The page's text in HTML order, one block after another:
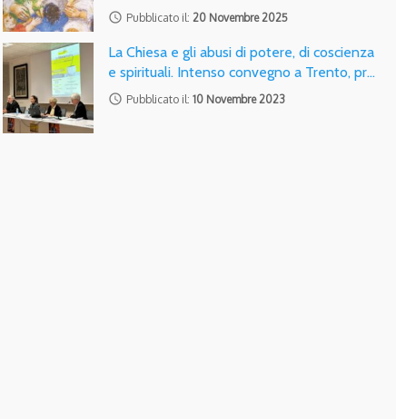
access_time Pubblicato il: 20 Novembre 2025
La Chiesa e gli abusi di potere, di coscienza
e spirituali. Intenso convegno a Trento, pr…
access_time Pubblicato il:10 Novembre 2023